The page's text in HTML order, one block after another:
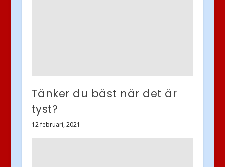
Tänker du bäst när det är
tyst?
12 februari, 2021